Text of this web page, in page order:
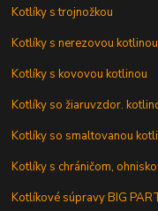
Kotlíky s trojnožkou
Kotlíky s nerezovou kotlinou
Kotlíky s kovovou kotlinou
Kotlíky so žiaruvzdor.
Kotlíky so smaltovanou
Kotlíky s chráničom,
Kotlíkové súpravy BIG